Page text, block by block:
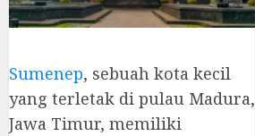
Sumenep, sebuah kota kecil
yang terletak di pulau Madura,
Jawa Timur, memiliki